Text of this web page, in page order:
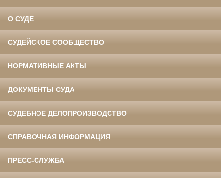
О СУДЕ
СУДЕЙСКОЕ СООБЩЕСТВО
НОРМАТИВНЫЕ АКТЫ
ДОКУМЕНТЫ СУДА
СУДЕБНОЕ ДЕЛОПРОИЗВОДСТВО
СПРАВОЧНАЯ ИНФОРМАЦИЯ
ПРЕСС-СЛУЖБА